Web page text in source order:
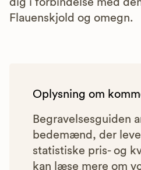
dig i forbindelse med
Flauenskjold og omegn.
Oplysning om
Begravelsesguiden
bedemænd, der
statistiske pris- og
kan læse mere om